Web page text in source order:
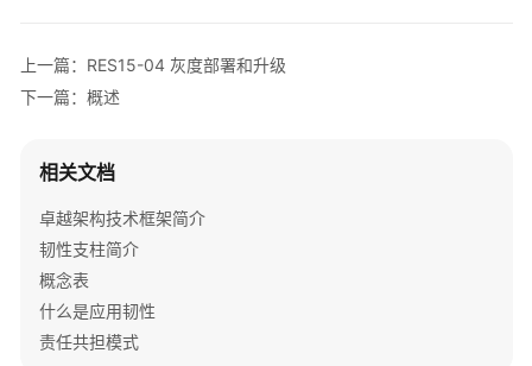
技
术
简
韧
性
支
柱
上一篇：RES15-04 灰度部署和升级
下一篇：概述
相关文档
卓越架构技术框架简介
韧性支柱简介
概念表
什么是应用韧性
责任共担模式